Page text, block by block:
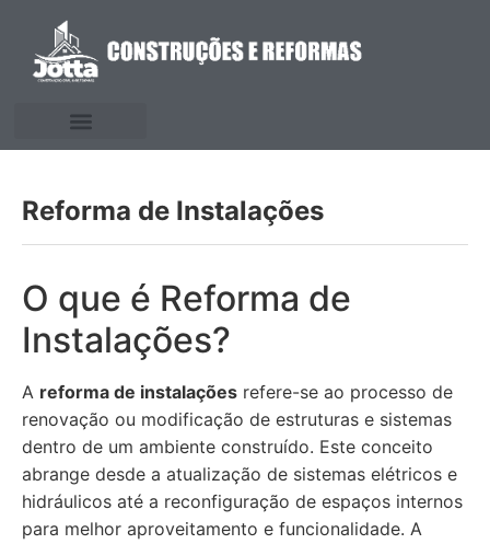
Reforma de Instalações
O que é Reforma de
Instalações?
A reforma de instalações refere-se ao processo de
renovação ou modificação de estruturas e sistemas
dentro de um ambiente construído. Este conceito
abrange desde a atualização de sistemas elétricos e
hidráulicos até a reconfiguração de espaços internos
para melhor aproveitamento e funcionalidade. A